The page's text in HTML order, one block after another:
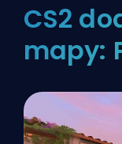
CS2
mapy: